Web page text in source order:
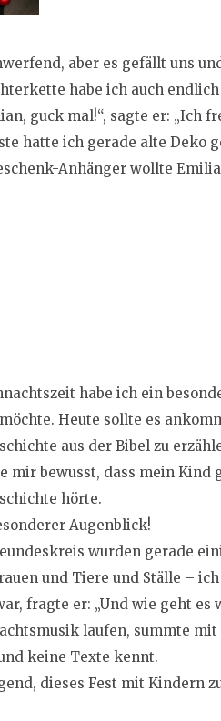
aber es gefällt uns
habe ich auch
guck mal!“, sagte er: „Ich
hatte ich gerade alte Deko
Anhänger wollte
habe ich ein
Heute sollte es
aus der Bibel zu
mir bewusst, dass mein Kind
hörte.
Augenblick!
wurden gerade
und Tiere und Ställe –
fragte er: „Und wie geht es
laufen, summte
keine Texte kennt.
dieses Fest mit Kindern